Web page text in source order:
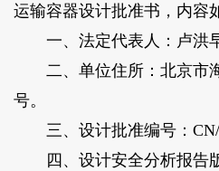
运输容器设计批准书，内容
一、法定代表人：卢洪早
二、单位住所：北京市
号。
三、设计批准编号：CN/
四、设计安全分析报告版